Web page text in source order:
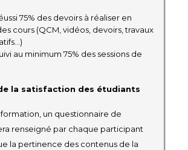
75% des devoirs à réaliser en
cours (QCM, vidéos, devoirs, travaux
au minimum 75% des sessions de
la satisfaction des étudiants
formation, un questionnaire de
renseigné par chaque participant
la pertinence des contenus de la